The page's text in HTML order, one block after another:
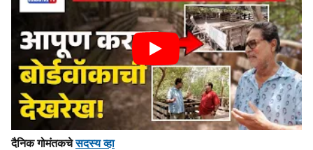
दैनिक गोमंतकचेसदस्य व्हा